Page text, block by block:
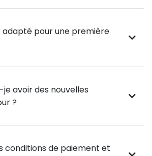
crique d'Agia Anna, l'une des plus
snorkeling dans ses eaux
Katapola et Aegiali, deux villages
pour une immersion dans la
et Détente
adapté pour une première
avoir des nouvelles
?
conditions de paiement et